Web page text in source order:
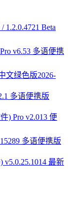
1.2.0.4721 Beta
v6.53 多语便携
文绿色版2026-
多语便携版
) Pro v2.013 便
多语便携版
最新